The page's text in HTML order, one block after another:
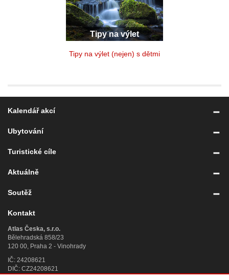
Tipy na výlet
Tipy na výlet (nejen) s dětmi
Kalendář akcí
Ubytování
Turistické cíle
Aktuálně
Soutěž
Kontakt
Atlas Česka, s.r.o.
Bělehradská 858/23
120 00, Praha 2 - Vinohrady
IČ: 24208621
DIČ: CZ24208621